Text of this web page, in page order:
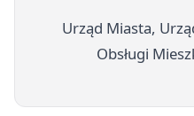
Urząd Miasta,
Obsługi